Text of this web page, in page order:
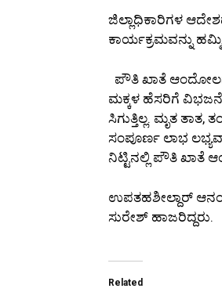
ಜಿಲ್ಲಾಧಿಕಾರಿಗಳ
ಕಾರ್ಯಕ್ರಮವನ್ನು
ಪೌತಿ ಖಾತೆ ಆಂದೋಲನ
ಮಕ್ಕಳ ಹೆಸರಿಗೆ
ಸಿಗುತ್ತಿಲ್ಲ. ಮೃತ
ಸಂಪೂರ್ಣ ಲಾಭ
ನಿಟ್ಟಿನಲ್ಲಿ ಪೌತಿ ಖಾತೆ
ಉಪತಹಶೀಲ್ದಾರ್
ಸುರೇಶ್ ಹಾಜರಿದ್ದರು.
Related